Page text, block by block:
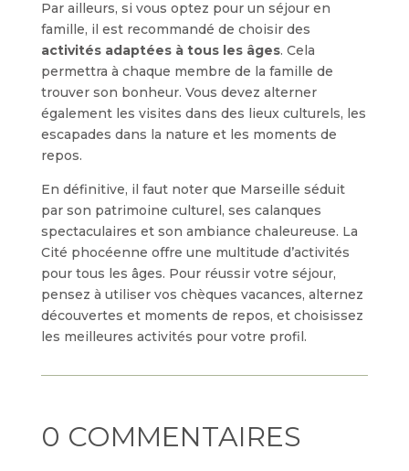
Par ailleurs, si vous optez pour un séjour en
famille, il est recommandé de choisir des
activités adaptées à tous les âges. Cela
permettra à chaque membre de la famille de
trouver son bonheur. Vous devez alterner
également les visites dans des lieux culturels, les
escapades dans la nature et les moments de
repos.
En définitive, il faut noter que Marseille séduit
par son patrimoine culturel, ses calanques
spectaculaires et son ambiance chaleureuse. La
Cité phocéenne offre une multitude d’activités
pour tous les âges. Pour réussir votre séjour,
pensez à utiliser vos chèques vacances, alternez
découvertes et moments de repos, et choisissez
les meilleures activités pour votre profil.
0 COMMENTAIRES